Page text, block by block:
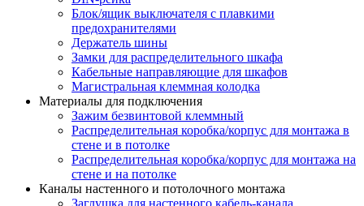
Блок/ящик выключателя с плавкими
предохранителями
Держатель шины
Замки для распределительного шкафа
Кабельные направляющие для шкафов
Магистральная клеммная колодка
Материалы для подключения
Зажим безвинтовой клеммный
Распределительная коробка/корпус для монтажа в
стене и в потолке
Распределительная коробка/корпус для монтажа на
стене и на потолке
Каналы настенного и потолочного монтажа
Заглушка для настенного кабель-канала